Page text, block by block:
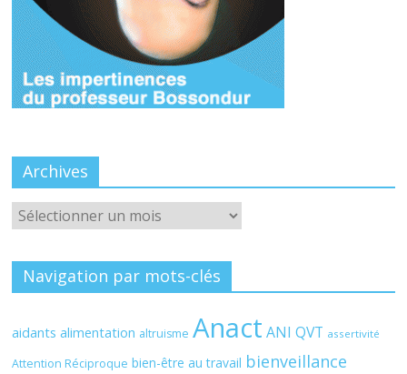
Archives
Archives
Navigation par mots-clés
aidants alimentation altruisme Anact ANI QVT assertivité
Attention Réciproque bien-être au travail bienveillance